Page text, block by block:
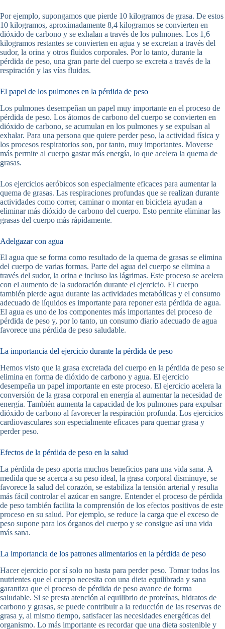
Por ejemplo, supongamos que pierde 10 kilogramos de grasa. De estos
10 kilogramos, aproximadamente 8,4 kilogramos se convierten en
dióxido de carbono y se exhalan a través de los pulmones. Los 1,6
kilogramos restantes se convierten en agua y se excretan a través del
sudor, la orina y otros fluidos corporales. Por lo tanto, durante la
pérdida de peso, una gran parte del cuerpo se excreta a través de la
respiración y las vías fluidas.
El papel de los pulmones en la pérdida de peso
Los pulmones desempeñan un papel muy importante en el proceso de
pérdida de peso. Los átomos de carbono del cuerpo se convierten en
dióxido de carbono, se acumulan en los pulmones y se expulsan al
exhalar. Para una persona que quiere perder peso, la actividad física y
los procesos respiratorios son, por tanto, muy importantes. Moverse
más permite al cuerpo gastar más energía, lo que acelera la quema de
grasas.
Los ejercicios aeróbicos son especialmente eficaces para aumentar la
quema de grasas. Las respiraciones profundas que se realizan durante
actividades como correr, caminar o montar en bicicleta ayudan a
eliminar más dióxido de carbono del cuerpo. Esto permite eliminar las
grasas del cuerpo más rápidamente.
Adelgazar con agua
El agua que se forma como resultado de la quema de grasas se elimina
del cuerpo de varias formas. Parte del agua del cuerpo se elimina a
través del sudor, la orina e incluso las lágrimas. Este proceso se acelera
con el aumento de la sudoración durante el ejercicio. El cuerpo
también pierde agua durante las actividades metabólicas y el consumo
adecuado de líquidos es importante para reponer esta pérdida de agua.
El agua es uno de los componentes más importantes del proceso de
pérdida de peso y, por lo tanto, un consumo diario adecuado de agua
favorece una pérdida de peso saludable.
La importancia del ejercicio durante la pérdida de peso
Hemos visto que la grasa excretada del cuerpo en la pérdida de peso se
elimina en forma de dióxido de carbono y agua. El ejercicio
desempeña un papel importante en este proceso. El ejercicio acelera la
conversión de la grasa corporal en energía al aumentar la necesidad de
energía. También aumenta la capacidad de los pulmones para expulsar
dióxido de carbono al favorecer la respiración profunda. Los ejercicios
cardiovasculares son especialmente eficaces para quemar grasa y
perder peso.
Efectos de la pérdida de peso en la salud
La pérdida de peso aporta muchos beneficios para una vida sana. A
medida que se acerca a su peso ideal, la grasa corporal disminuye, se
favorece la salud del corazón, se estabiliza la tensión arterial y resulta
más fácil controlar el azúcar en sangre. Entender el proceso de pérdida
de peso también facilita la comprensión de los efectos positivos de este
proceso en su salud. Por ejemplo, se reduce la carga que el exceso de
peso supone para los órganos del cuerpo y se consigue así una vida
más sana.
La importancia de los patrones alimentarios en la pérdida de peso
Hacer ejercicio por sí solo no basta para perder peso. Tomar todos los
nutrientes que el cuerpo necesita con una dieta equilibrada y sana
garantiza que el proceso de pérdida de peso avance de forma
saludable. Si se presta atención al equilibrio de proteínas, hidratos de
carbono y grasas, se puede contribuir a la reducción de las reservas de
grasa y, al mismo tiempo, satisfacer las necesidades energéticas del
organismo. Lo más importante es recordar que una dieta sostenible y